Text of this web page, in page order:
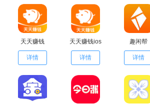
天天赚钱
详情
天天赚钱ios
详情
趣闲帮
详情